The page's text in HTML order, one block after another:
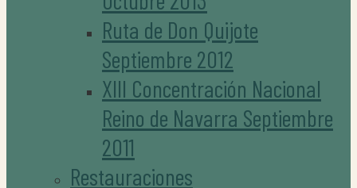
Ruta de Don Quijote
Septiembre 2012
XIII Concentración Nacional
Reino de Navarra Septiembre
2011
Restauraciones